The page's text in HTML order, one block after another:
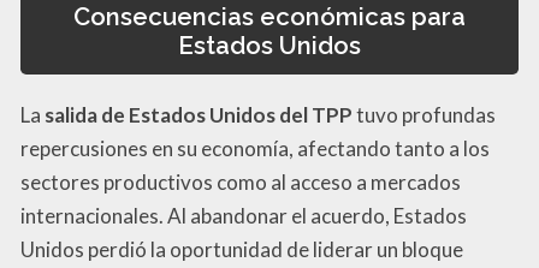
Consecuencias económicas para
Estados Unidos
La salida de Estados Unidos del TPPtuvo profundas
repercusiones en su economía, afectando tanto a los
sectores productivos como al acceso a mercados
internacionales. Al abandonar el acuerdo, Estados
Unidos perdió la oportunidad de liderar un bloque